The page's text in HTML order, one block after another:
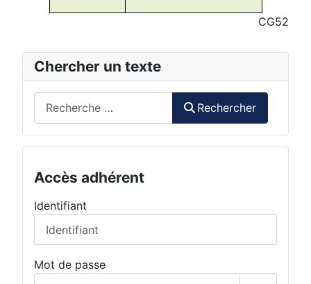
Chercher un texte
Rechercher
Accès adhérent
Identifiant
Mot de passe
CG52